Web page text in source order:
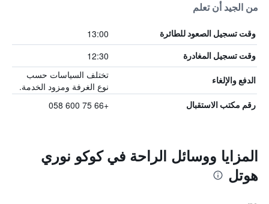
من الجيد أن تعلم
وقت تسجيل الصعود للطائرة 13:00
وقت تسجيل المغادرة 12:30
الدفع والإلغاء
تختلف السياسات حسب
نوع الغرفة ومزود الخدمة.
رقم مكتب الاستقبال +66 75 600 058
المزايا ووسائل الراحة في كوكو نوري
هوتل